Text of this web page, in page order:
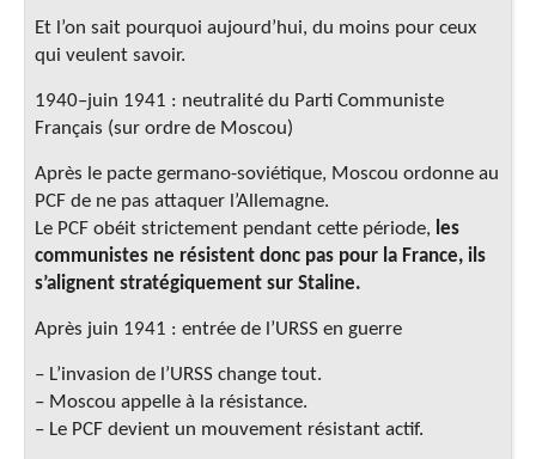
Et l’on sait pourquoi aujourd’hui, du moins pour ceux
qui veulent savoir.
1940–juin 1941 : neutralité du Parti Communiste
Français (sur ordre de Moscou)
Après le pacte germano-soviétique, Moscou ordonne au
PCF de ne pas attaquer l’Allemagne.
Le PCF obéit strictement pendant cette période, les
communistes ne résistent donc pas pour la France, ils
s’alignent stratégiquement sur Staline.
Après juin 1941 : entrée de l’URSS en guerre
– L’invasion de l’URSS change tout.
– Moscou appelle à la résistance.
– Le PCF devient un mouvement résistant actif.